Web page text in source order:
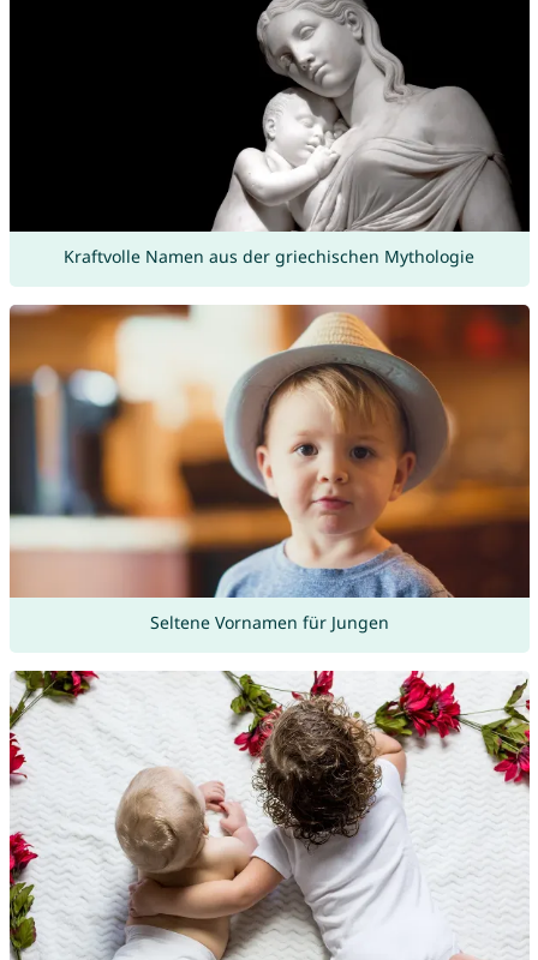
Kraftvolle Namen aus der griechischen Mythologie
Seltene Vornamen für Jungen